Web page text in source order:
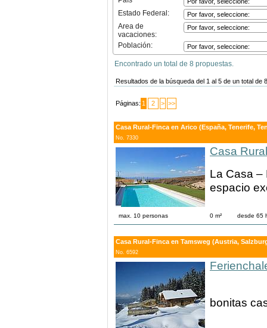
Estado Federal:
Area de
vacaciones:
Población:
Encontrado un total de 8 propuestas.
Resultados de la búsqueda del 1 al 5 de un total de
Páginas: 1 2 > >>
Casa Rural-Finca en Arico (España, Tenerife,
No. 7330
Casa
La Casa –
espacio
max. 10 personas 0 m² desde 65
Casa Rural-Finca en Tamsweg (Austria,
No. 6592
bonitas